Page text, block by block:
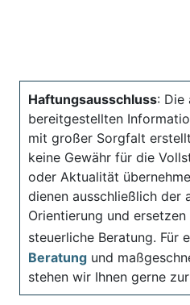
Haftungsausschluss: Die
bereitgestellten
mit großer Sorgfalt
keine Gewähr für die
oder Aktualität
dienen ausschließlich der
Orientierung und
steuerliche Beratung. Für
Beratung und
stehen wir Ihnen gerne